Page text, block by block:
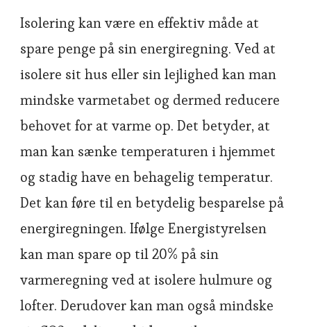
Isolering kan være en effektiv måde at
spare penge på sin energiregning. Ved at
isolere sit hus eller sin lejlighed kan man
mindske varmetabet og dermed reducere
behovet for at varme op. Det betyder, at
man kan sænke temperaturen i hjemmet
og stadig have en behagelig temperatur.
Det kan føre til en betydelig besparelse på
energiregningen. Ifølge Energistyrelsen
kan man spare op til 20% på sin
varmeregning ved at isolere hulmure og
lofter. Derudover kan man også mindske